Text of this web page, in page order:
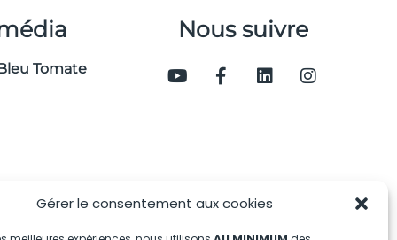
Gérer le consentement aux cookies
Tomate
Nous suivre